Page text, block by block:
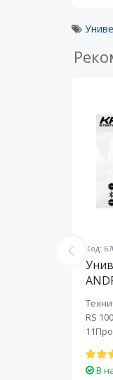
Код:
RS
В